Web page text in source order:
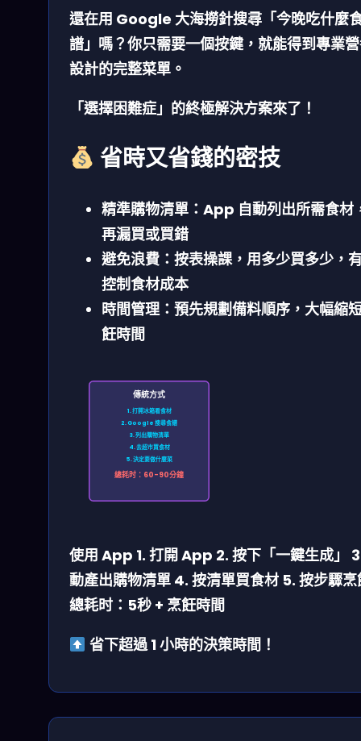
還在用 Google 大海撈針搜尋「今晚吃什麼
譜」嗎？你只需要一個按鍵，就能得到專業
設計的完整菜單。
「選擇困難症」的終極解決方案來了！
省時又省錢的密技
精準購物清單： App 自動列出所需食材
再漏買或買錯
避免浪費： 按表操課，用多少買多少，
控制食材成本
時間管理： 預先規劃備料順序，大幅縮
飪時間
傳統方式
1. 打開冰箱看食材
2. Google 搜尋食譜
3. 列出購物清單
4. 去超市買食材
5. 決定要做什麼菜
總耗时：60-90分鐘
使用 App 1. 打開 App 2. 按下「一鍵生成」
動產出購物清單 4. 按清單買食材 5. 按步驟烹
總耗时：5秒 + 烹飪時間
省下超過 1 小時的決策時間！